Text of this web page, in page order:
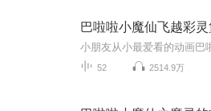
巴啦啦小魔仙飞越彩灵
52 2514.9万